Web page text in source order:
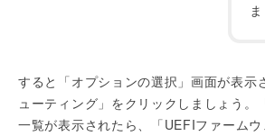
すると「オプションの選択」画面が表示
ューティング」をクリックしましょう。
一覧が表示されたら、「UEFIファーム